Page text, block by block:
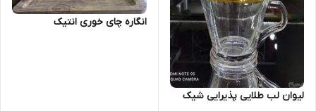
لیوان لب طلایی پذیرایی شیک
انگاره چای خوری انتیک